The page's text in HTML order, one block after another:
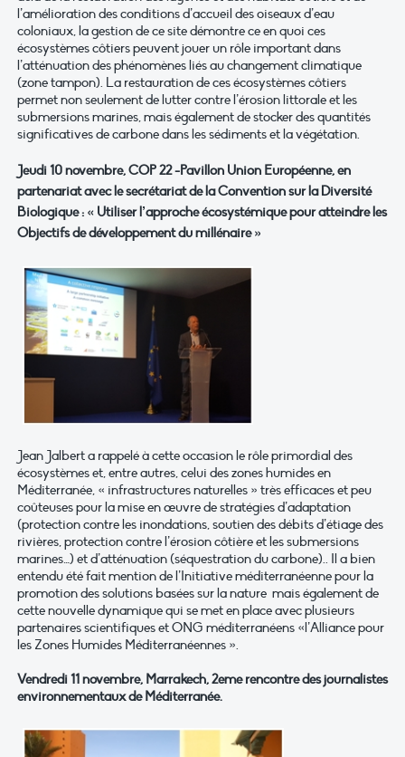
l’amélioration des conditions d’accueil des oiseaux d’eau
coloniaux, la gestion de ce site démontre ce en quoi ces
écosystèmes côtiers peuvent jouer un rôle important dans
l’atténuation des phénomènes liés au changement climatique
(zone tampon). La restauration de ces écosystèmes côtiers
permet non seulement de lutter contre l’érosion littorale et les
submersions marines, mais également de stocker des quantités
significatives de carbone dans les sédiments et la végétation.
Jeudi 10 novembre, COP 22 -Pavillon Union Européenne, en
partenariat avec le secrétariat de la Convention sur la Diversité
Biologique : « Utiliser l’approche écosystémique pour atteindre les
Objectifs de développement du millénaire »
Jean Jalbert a rappelé à cette occasion le rôle primordial des
écosystèmes et, entre autres, celui des zones humides en
Méditerranée, « infrastructures naturelles » très efficaces et peu
coûteuses pour la mise en œuvre de stratégies d’adaptation
(protection contre les inondations, soutien des débits d’étiage des
rivières, protection contre l’érosion côtière et les submersions
marines…) et d’atténuation (séquestration du carbone).. Il a bien
entendu été fait mention de l’Initiative méditerranéenne pour la
promotion des solutions basées sur la nature mais également de
cette nouvelle dynamique qui se met en place avec plusieurs
partenaires scientifiques et ONG méditerranéens «l’Alliance pour
les Zones Humides Méditerranéennes ».
Vendredi 11 novembre, Marrakech, 2eme rencontre des journalistes
environnementaux de Méditerranée.